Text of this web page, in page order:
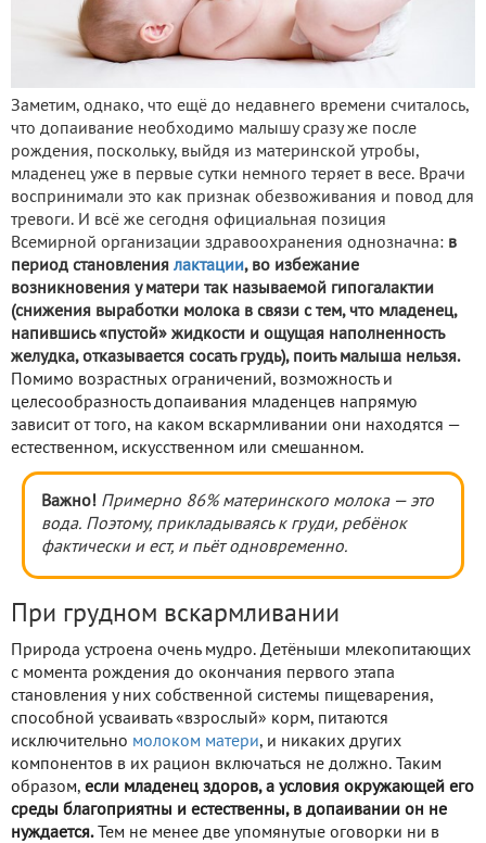
Заметим, однако, что ещё до недавнего времени считалось,
что допаивание необходимо малышу сразу же после
рождения, поскольку, выйдя из материнской утробы,
младенец уже в первые сутки немного теряет в весе. Врачи
воспринимали это как признак обезвоживания и повод для
тревоги. И всё же сегодня официальная позиция
Всемирной организации здравоохранения однозначна: в
период становления лактации, во избежание
возникновения у матери так называемой гипогалактии
(снижения выработки молока в связи с тем, что младенец,
напившись «пустой» жидкости и ощущая наполненность
желудка, отказывается сосать грудь), поить малыша нельзя.
Помимо возрастных ограничений, возможность и
целесообразность допаивания младенцев напрямую
зависит от того, на каком вскармливании они находятся —
естественном, искусственном или смешанном.
Важно! Примерно 86% материнского молока — это
вода. Поэтому, прикладываясь к груди, ребёнок
фактически и ест, и пьёт одновременно.
При грудном вскармливании
Природа устроена очень мудро. Детёныши млекопитающих
с момента рождения до окончания первого этапа
становления у них собственной системы пищеварения,
способной усваивать «взрослый» корм, питаются
исключительно молоком матери, и никаких других
компонентов в их рацион включаться не должно. Таким
образом, если младенец здоров, а условия окружающей его
среды благоприятны и естественны, в допаивании он не
нуждается.
Тем не менее две упомянутые оговорки ни в